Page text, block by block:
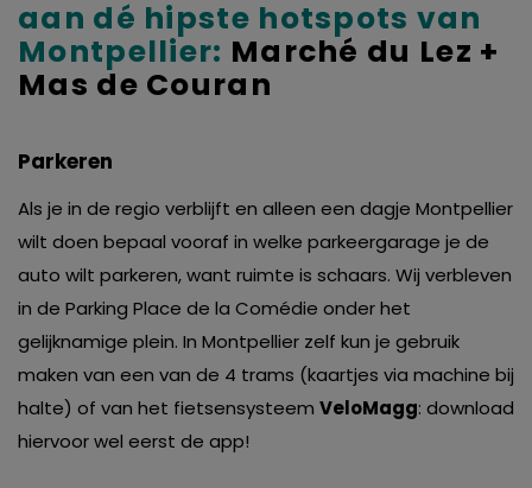
aan dé hipste hotspots van
Montpellier: Marché du Lez +
Mas de Couran
Parkeren
Als je in de regio verblijft en alleen een dagje Montpellier
wilt doen bepaal vooraf in welke parkeergarage je de
auto wilt parkeren, want ruimte is schaars. Wij verbleven
in de Parking Place de la Comédie onder het
gelijknamige plein. In Montpellier zelf kun je gebruik
maken van een van de 4 trams (kaartjes via machine bij
halte) of van het fietsensysteem VeloMagg: download
hiervoor wel eerst de app!